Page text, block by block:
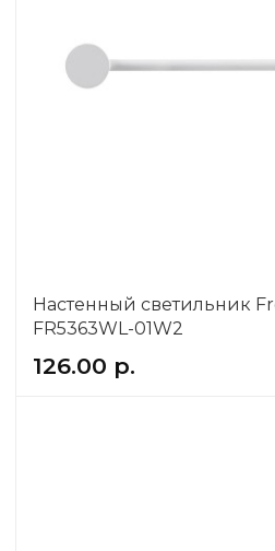
Настенный светильник
FR5363WL-01W2
126.00 р.